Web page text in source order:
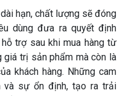
hạn, chất lượng sẽ đóng
dùng đưa ra quyết định
trợ sau khi mua hàng từ
giá trị sản phẩm mà còn là
khách hàng. Những cam
và sự ổn định, tạo ra trải